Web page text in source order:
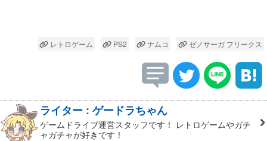
レトロゲーム PS2 ナムコ ゼノサーガ フリークス
ライター : ゲードラちゃん
ゲームドライブ運営スタッフです！ レトロゲームやガチ
ャガチャが好きです！